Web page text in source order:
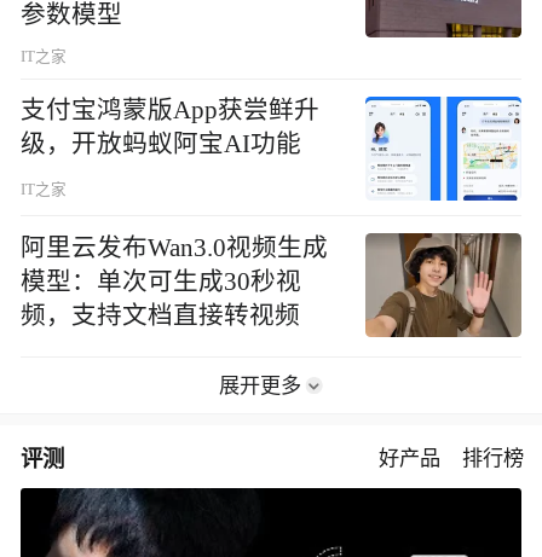
参数模型
IT之家
支付宝鸿蒙版App获尝鲜升
级，开放蚂蚁阿宝AI功能
IT之家
阿里云发布Wan3.0视频生成
模型：单次可生成30秒视
频，支持文档直接转视频
展开更多
评测 好产品 排行榜